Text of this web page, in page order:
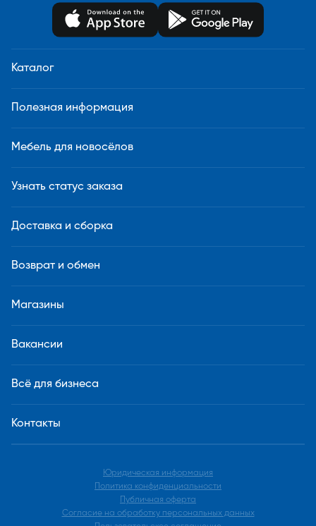
Каталог
Полезная информация
Мебель для новосёлов
Узнать статус заказа
Доставка и сборка
Возврат и обмен
Магазины
Вакансии
Всё для бизнеса
Контакты
Юридическая информация
Политика конфиденциальности
Публичная оферта
Согласие на обработку персональных данных